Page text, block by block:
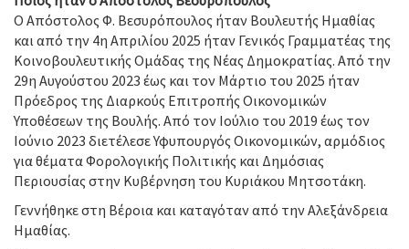
Ο Απόστολος Φ. Βεσυρόπουλος ήταν Βουλευτής Ημαθίας
και από την 4η Απριλίου 2025 ήταν Γενικός Γραμματέας της
Κοινοβουλευτικής Ομάδας της Νέας Δημοκρατίας. Από την
29η Αυγούστου 2023 έως και τον Μάρτιο του 2025 ήταν
Πρόεδρος της Διαρκούς Επιτροπής Οικονομικών
Υποθέσεων της Βουλής. Από τον Ιούλιο του 2019 έως τον
Ιούνιο 2023 διετέλεσε Υφυπουργός Οικονομικών, αρμόδιος
για θέματα Φορολογικής Πολιτικής και Δημόσιας
Περιουσίας στην Κυβέρνηση του Κυριάκου Μητσοτάκη.
Γεννήθηκε στη Βέροια και καταγόταν από την Αλεξάνδρεια
Ημαθίας.